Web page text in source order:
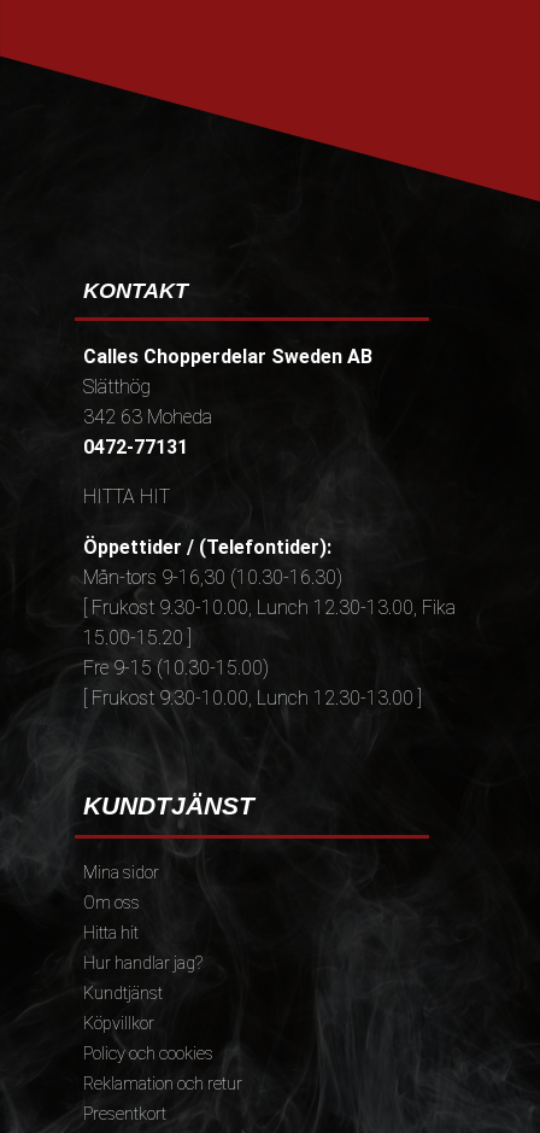
KONTAKT
Calles Chopperdelar Sweden AB
Slätthög
342 63 Moheda
0472-77131
HITTA HIT
Öppettider / (Telefontider):
Mån-tors 9-16,30 (10.30-16.30)
[ Frukost 9.30-10.00, Lunch 12.30-13.00, Fika
15.00-15.20 ]
Fre 9-15 (10.30-15.00)
[ Frukost 9.30-10.00, Lunch 12.30-13.00 ]
KUNDTJÄNST
Mina sidor
Om oss
Hitta hit
Hur handlar jag?
Kundtjänst
Köpvillkor
Policy och cookies
Reklamation och retur
Presentkort